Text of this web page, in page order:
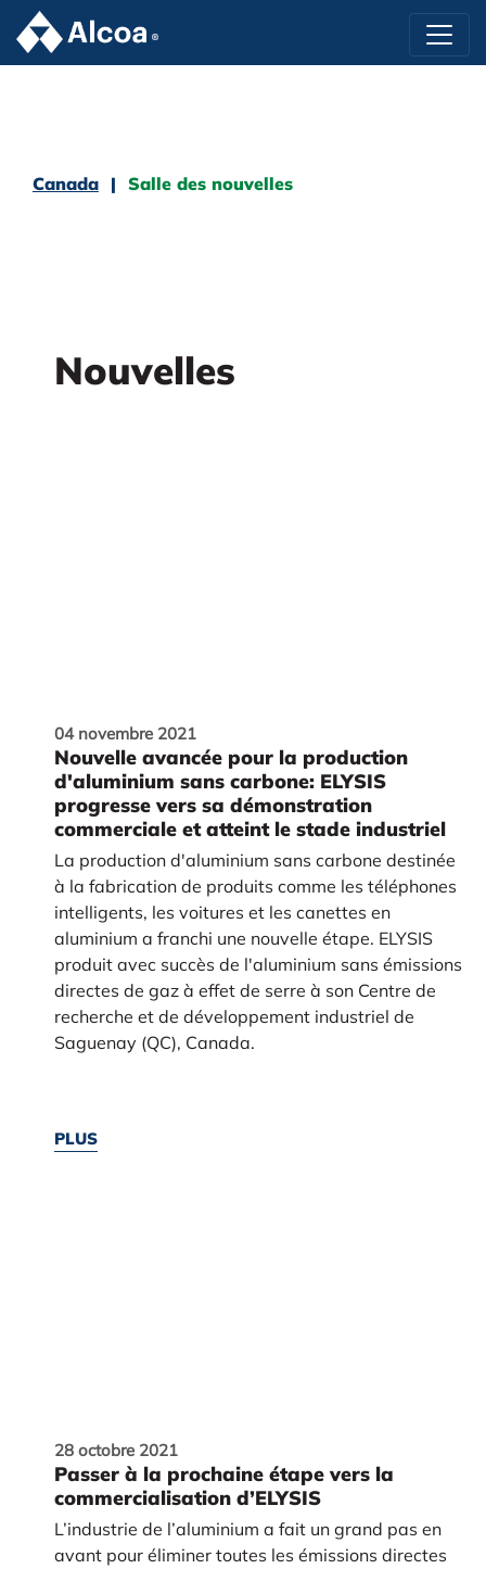
Canada Salle des nouvelles
Nouvelles
04 novembre 2021
Nouvelle avancée pour la production
d'aluminium sans carbone: ELYSIS
progresse vers sa démonstration
commerciale et atteint le stade industriel
La production d'aluminium sans carbone destinée
à la fabrication de produits comme les téléphones
intelligents, les voitures et les canettes en
aluminium a franchi une nouvelle étape. ELYSIS
produit avec succès de l'aluminium sans émissions
directes de gaz à effet de serre à son Centre de
recherche et de développement industriel de
Saguenay (QC), Canada.
PLUS
28 octobre 2021
Passer à la prochaine étape vers la
commercialisation d’ELYSIS
L’industrie de l’aluminium a fait un grand pas en
avant pour éliminer toutes les émissions directes